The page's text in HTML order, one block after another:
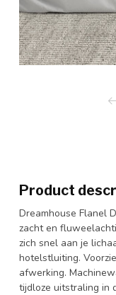
Product
Dreamhouse Flanel
zacht en
zich snel aan je
hotelstluiting.
afwerking.
tijdloze uitstraling in